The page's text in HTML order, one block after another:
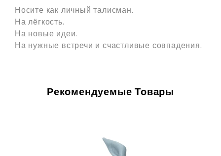
Носите как личный талисман.
На лёгкость.
На новые идеи.
На нужные встречи и счастливые совпадения.
Рекомендуемые Товары